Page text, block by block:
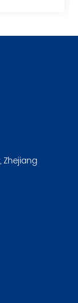
Zhejiang